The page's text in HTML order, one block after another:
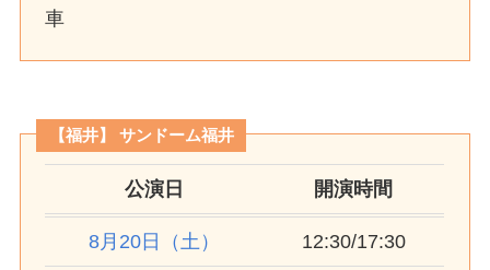
車
【福井】 サンドーム福井
公演日 開演時間
8月20日（土） 12:30/17:30